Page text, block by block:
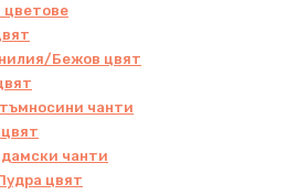
Бежов цвят
чанти
чанти
цвят